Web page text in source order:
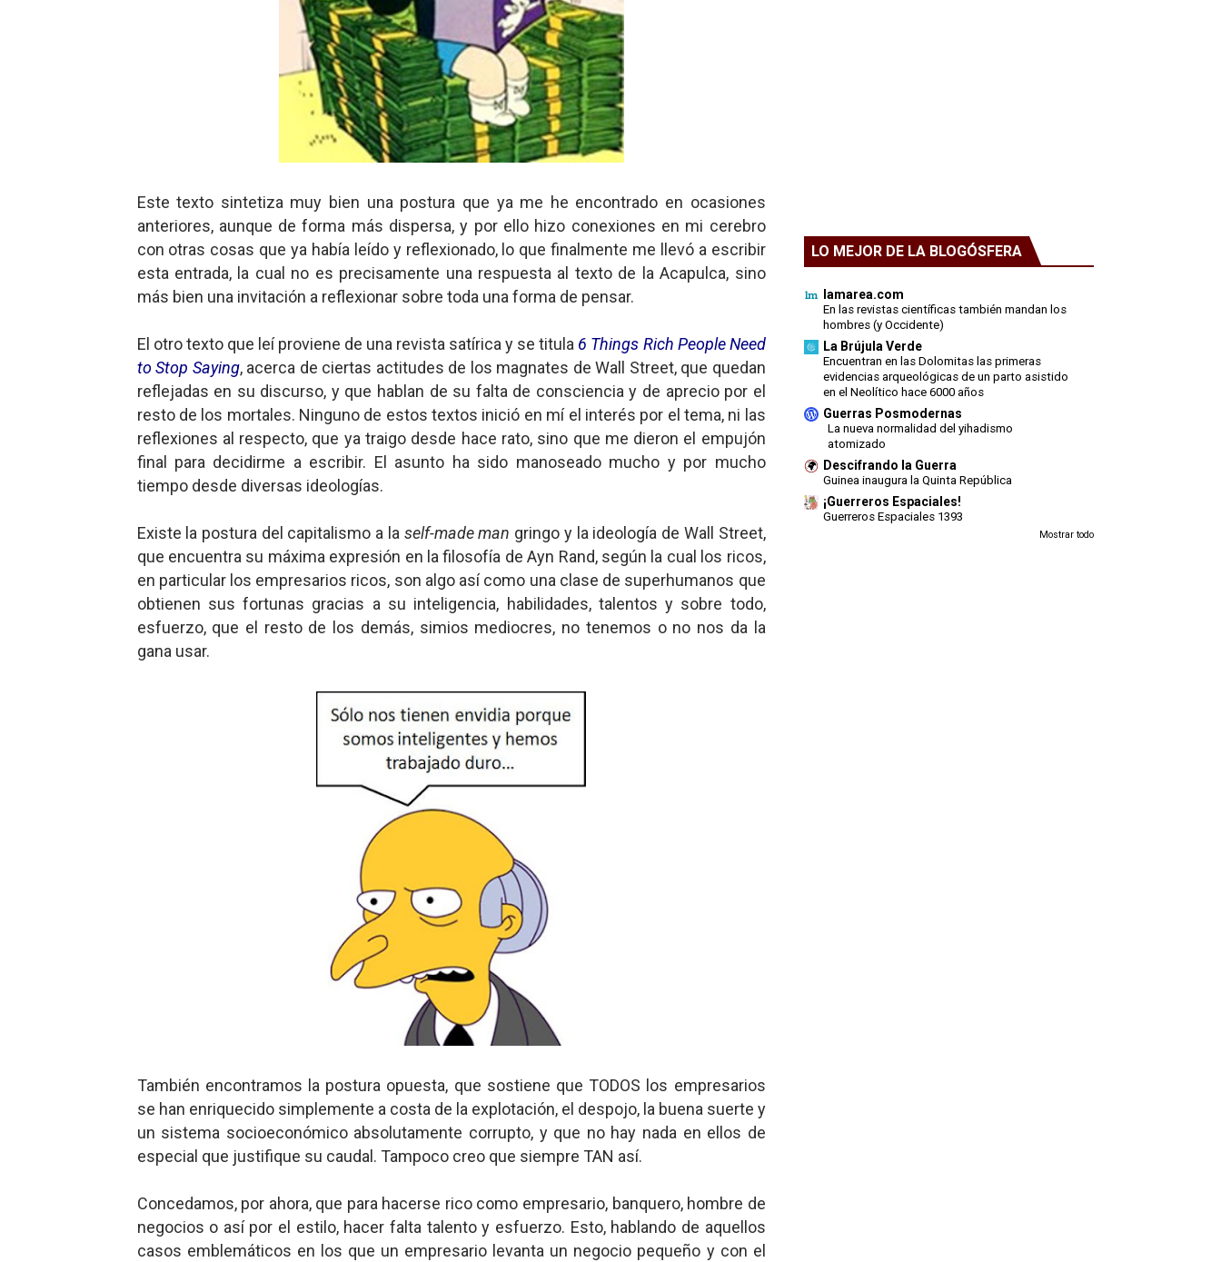
Este texto sintetiza muy bien una postura que ya me he encontrado en ocasiones
anteriores, aunque de forma más dispersa, y por ello hizo conexiones en mi cerebro
con otras cosas que ya había leído y reflexionado, lo que finalmente me llevó a escribir
esta entrada, la cual no es precisamente una respuesta al texto de la Acapulca, sino
más bien una invitación a reflexionar sobre toda una forma de pensar.
El otro texto que leí proviene de una revista satírica y se titula 6 Things Rich People Need
to Stop Saying, acerca de ciertas actitudes de los magnates de Wall Street, que quedan
reflejadas en su discurso, y que hablan de su falta de consciencia y de aprecio por el
resto de los mortales. Ninguno de estos textos inició en mí el interés por el tema, ni las
reflexiones al respecto, que ya traigo desde hace rato, sino que me dieron el empujón
final para decidirme a escribir. El asunto ha sido manoseado mucho y por mucho
tiempo desde diversas ideologías.
Existe la postura del capitalismo a la self-made man gringo y la ideología de Wall Street,
que encuentra su máxima expresión en la filosofía de Ayn Rand, según la cual los ricos,
en particular los empresarios ricos, son algo así como una clase de superhumanos que
obtienen sus fortunas gracias a su inteligencia, habilidades, talentos y sobre todo,
esfuerzo, que el resto de los demás, simios mediocres, no tenemos o no nos da la
gana usar.
También encontramos la postura opuesta, que sostiene que TODOS los empresarios
se han enriquecido simplemente a costa de la explotación, el despojo, la buena suerte y
un sistema socioeconómico absolutamente corrupto, y que no hay nada en ellos de
especial que justifique su caudal. Tampoco creo que siempre TAN así.
Concedamos, por ahora, que para hacerse rico como empresario, banquero, hombre de
negocios o así por el estilo, hacer falta talento y esfuerzo. Esto, hablando de aquellos
casos emblemáticos en los que un empresario levanta un negocio pequeño y con el
LO MEJOR DE LA BLOGÓSFERA
lamarea.com
En las revistas científicas también mandan los
hombres (y Occidente)
La Brújula Verde
Encuentran en las Dolomitas las primeras
evidencias arqueológicas de un parto asistido
en el Neolítico hace 6000 años
Guerras Posmodernas
La nueva normalidad del yihadismo
atomizado
Descifrando la Guerra
Guinea inaugura la Quinta República
¡Guerreros Espaciales!
Guerreros Espaciales 1393
Mostrar todo